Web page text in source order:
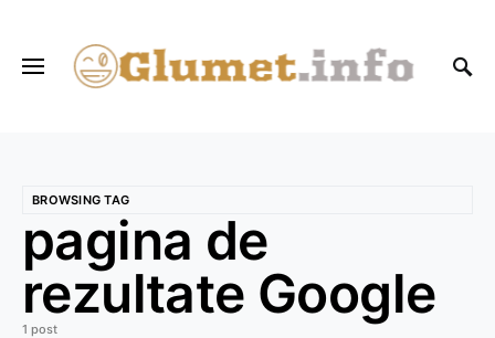
BROWSING TAG
pagina de
rezultate Google
1 post